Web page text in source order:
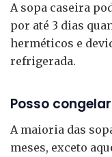
A sopa caseira
por até 3 dias
herméticos e
refrigerada.
Posso
A maioria das
meses, exceto